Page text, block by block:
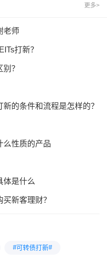
更多>
老师
打新？
？
的条件和流程是怎样的？
么性质的产品
体是什么
新客理财？
#可转债打新#